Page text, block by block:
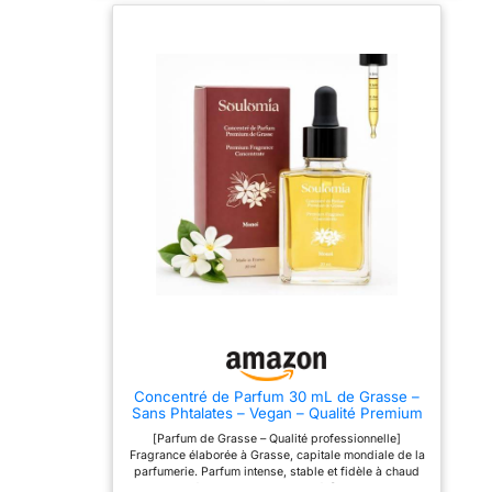
ÉPROUVÉE : Appuyé par
des études et des retours
positifs des clients. Une
solution éprouvée pour
protèger votre espace de
prouvée pour une période
puis par la fleur en
céramique pour être
ensuite diffusées
durablement. vous pouvez
le remplir et le recharger
électricité : son système
de diffusion sain et naturel
ne nécessite aucun
branchement. leger et peu
encombrant, placez-le
librement dans chaque
pièce sans aucune
contrainte pour parfumer
difficulté. Ce produit
branché. Ce produit émet
une luminosité inférieure à
Zen’Arôme: faites
confiance à notre marque
experte en aromathérapie
Concentré de Parfum 30 mL de Grasse –
Sans Phtalates – Vegan – Qualité Premium
Diffuseurs DIY (Monoï)
[Parfum de Grasse – Qualité professionnelle]
Fragrance élaborée à Grasse, capitale mondiale de la
parfumerie. Parfum intense, stable et fidèle à chaud